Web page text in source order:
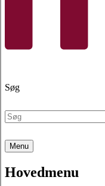
Søg
Menu
Hovedmenu